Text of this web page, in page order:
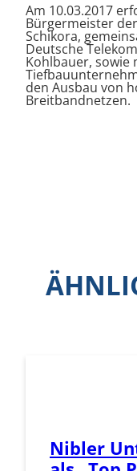
Am 10.03.2017
Bürgermeister
Schikora,
Deutsche
Kohlbauer, sowie
den Ausbau von
Breitbandnetzen.
Nibler